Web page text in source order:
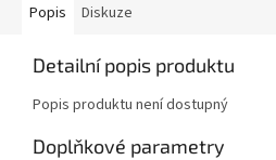
Popis Diskuze
Detailní popis produktu
Popis produktu není dostupný
Doplňkové parametry